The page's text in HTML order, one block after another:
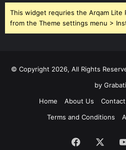
This widget requries the Arqam Lite
from the Theme settings menu >
© Copyright 2026, All Rights
by
Home
About Us
Terms and Conditions
Facebook